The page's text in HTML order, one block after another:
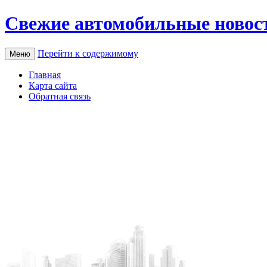
Свежие автомобильные
Меню Перейти к содержимому
Главная
Карта сайта
Обратная связь